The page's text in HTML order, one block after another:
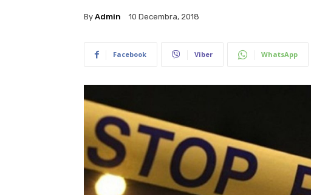
By Admin 10 Decembra, 2018
Facebook Viber WhatsApp